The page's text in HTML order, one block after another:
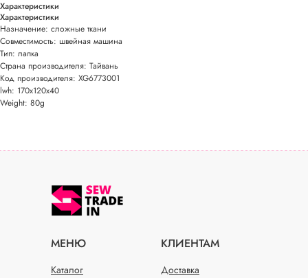
Характеристики
Характеристики
Назначение: сложные ткани
Совместимость: швейная машина
Тип: лапка
Страна производителя: Тайвань
Код производителя: XG6773001
lwh: 170x120x40
Weight: 80g
МЕНЮ КЛИЕНТАМ
Каталог Доставка